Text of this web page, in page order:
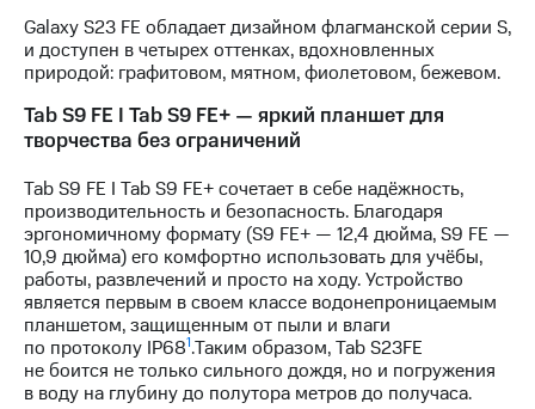
погашении
именных
облигаций
Регистратор
Контакты
развитие
деловая этика
На главную
Galaxy S23 FE обладает дизайном флагманской серии S,
и доступен в четырех оттенках, вдохновленных
природой: графитовом, мятном, фиолетовом, бежевом.
Tab S9 FE I Tab S9 FE+ — яркий планшет для
творчества без ограничений
Tab S9 FE I Tab S9 FE+ сочетает в себе надёжность,
производительность и безопасность. Благодаря
эргономичному формату (S9 FE+ — 12,4 дюйма, S9 FE —
10,9 дюйма) его комфортно использовать для учёбы,
работы, развлечений и просто на ходу. Устройство
является первым в своем классе водонепроницаемым
планшетом, защищенным от пыли и влаги
по протоколу IP681.Таким образом, Tab S23FE
не боится не только сильного дождя, но и погружения
в воду на глубину до полутора метров до получаса.